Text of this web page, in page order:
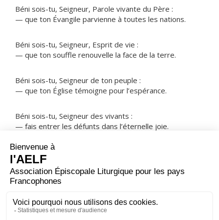
Béni sois-tu, Seigneur, Parole vivante du Père :
— que ton Évangile parvienne à toutes les nations.
Béni sois-tu, Seigneur, Esprit de vie :
— que ton souffle renouvelle la face de la terre.
Béni sois-tu, Seigneur de ton peuple :
— que ton Église témoigne pour l’espérance.
Béni sois-tu, Seigneur des vivants :
— fais entrer les défunts dans l’éternelle joie.
NOTRE PÈRE
ORAISON
notre fidélité : car c'est un bonheur durable et profond
de servir constamment le créateur de tout bien.